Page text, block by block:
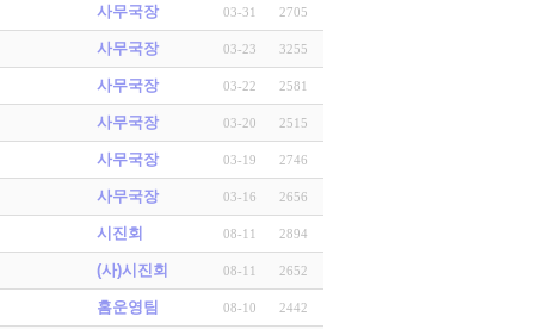
사무국장 03-31 2705
사무국장 03-23 3255
사무국장 03-22 2581
사무국장 03-20 2515
사무국장 03-19 2746
사무국장 03-16 2656
시진회 08-11 2894
(사)시진회 08-11 2652
홈운영팀 08-10 2442